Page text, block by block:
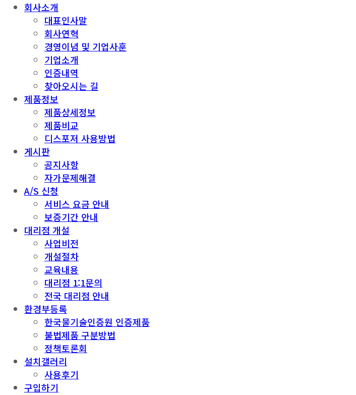
회사소개
대표인사말
회사연혁
경영이념 및 기업사훈
기업소개
인증내역
찾아오시는 길
제품정보
제품상세정보
제품비교
디스포저 사용방법
게시판
공지사항
자가문제해결
A/S 신청
서비스 요금 안내
보증기간 안내
대리점 개설
사업비전
개설절차
교육내용
대리점 1:1문의
전국 대리점 안내
환경부등록
한국물기술인증원 인증제품
불법제품 구분방법
정책토론회
설치갤러리
사용후기
구입하기